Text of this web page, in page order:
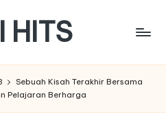
HITS
Sebuah Kisah Terakhir Bersama
Pelajaran Berharga